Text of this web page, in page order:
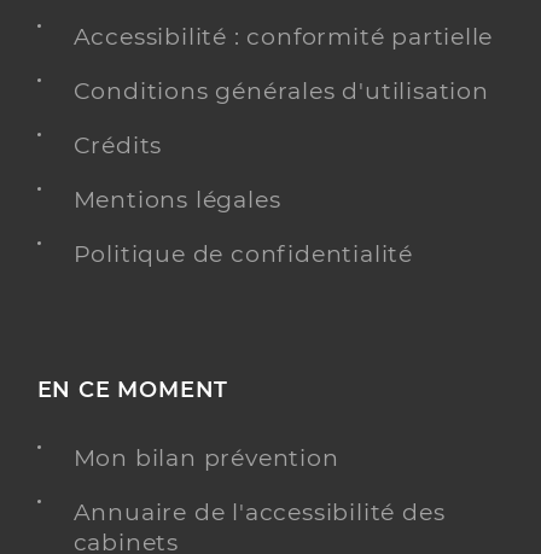
Accessibilité : conformité partielle
Conditions générales d'utilisation
Crédits
Mentions légales
Politique de confidentialité
EN CE MOMENT
Mon bilan prévention
Annuaire de l'accessibilité des
cabinets